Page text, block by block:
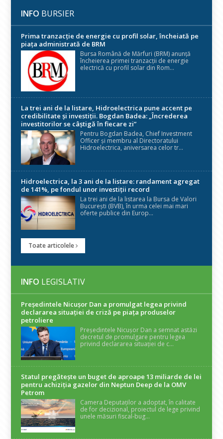
INFO BURSIER
Prima tranzacție de energie cu profil solar, încheiată pe
piața administrată de BRM
Bursa Română de Mărfuri (BRM) anunță
încheierea primei tranzacții de energie
electrică cu profil solar din Rom...
La trei ani de la listare, Hidroelectrica pune accent pe
credibilitate și investiții. Bogdan Badea: „Încrederea
investitorilor se câștigă în fiecare zi”
Pentru Bogdan Badea, Chief Investment
Officer și membru al Directoratului
Hidroelectrica, aniversarea celor tr...
Hidroelectrica, la 3 ani de la listare: randament agregat
de 141%, pe fondul unor investiții record
La trei ani de la listarea la Bursa de Valori
București (BVB), în urma celei mai mari
oferte publice din Europ...
Toate articolele
INFO LEGISLATIV
Președintele Nicuşor Dan a promulgat legea privind
declararea situaţiei de criză pe piaţa produselor
petroliere
Președintele Nicușor Dan a semnat astăzi
decretul de promulgare pentru legea
privind declararea situației de c...
Statul pregătește un buget de aproape 13 miliarde de lei
pentru achiziția gazelor din Neptun Deep de la OMV
Petrom
Camera Deputaților a adoptat, în calitate
de for decizional, proiectul de lege privind
unele măsuri fiscal-bug...